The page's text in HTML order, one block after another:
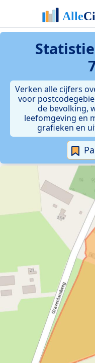
Verken alle cijfers
voor
de bevolking,
leefomgeving en
grafieken en